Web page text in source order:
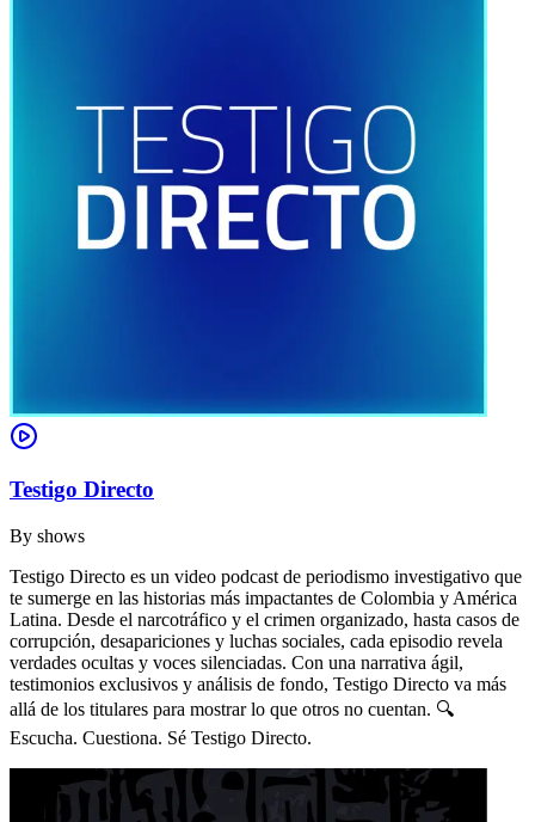
Testigo Directo
By shows
Testigo Directo es un video podcast de periodismo investigativo que
te sumerge en las historias más impactantes de Colombia y América
Latina. Desde el narcotráfico y el crimen organizado, hasta casos de
corrupción, desapariciones y luchas sociales, cada episodio revela
verdades ocultas y voces silenciadas. Con una narrativa ágil,
testimonios exclusivos y análisis de fondo, Testigo Directo va más
allá de los titulares para mostrar lo que otros no cuentan. 🔍
Escucha. Cuestiona. Sé Testigo Directo.